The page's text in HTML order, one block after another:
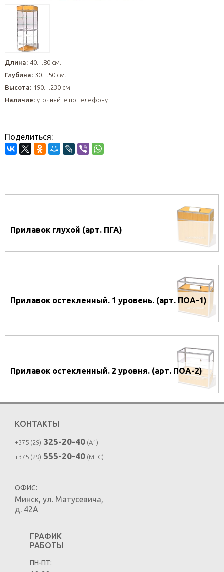
Длина: 40…80 см.
Глубина: 30…50 см.
Высота: 190…230 см.
Наличие: уточняйте по телефону
Поделиться:
Прилавок глухой (арт. ПГА)
Прилавок остекленный. 1 уровень. (арт. ПОА-1)
Прилавок остекленный. 2 уровня. (арт. ПОА-2)
КОНТАКТЫ
+375 (29) 325-20-40 (A1)
+375 (29) 555-20-40 (MTC)
ОФИС:
Минск, ул. Матусевича,
д. 42А
ГРАФИК
РАБОТЫ
ПН-ПТ: